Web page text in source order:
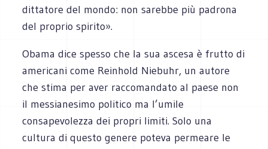
dittatore del mondo: non sarebbe più padrona
del proprio spirito».
Obama dice spesso che la sua ascesa è frutto di
americani come Reinhold Niebuhr, un autore
che stima per aver raccomandato al paese non
il messianesimo politico ma l’umile
consapevolezza dei propri limiti. Solo una
cultura di questo genere poteva permeare le